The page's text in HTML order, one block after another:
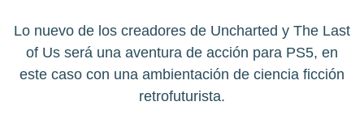
Lo nuevo de los creadores de Uncharted y The Last
of Us será una aventura de acción para PS5, en
este caso con una ambientación de ciencia ficción
retrofuturista.